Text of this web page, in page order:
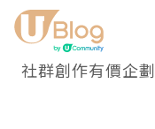
社群創作有價企劃